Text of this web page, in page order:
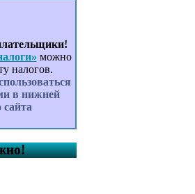
можно
налогов.
в нижней
сайта